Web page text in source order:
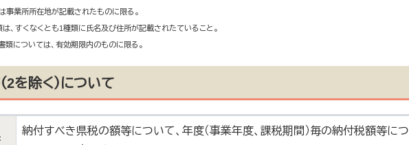
事業所所在地が記載されたものに限る。
は、すくなくとも1種類に氏名及び住所が記載されたていること。
類については、有効期限内のものに限る。
を除く）について
納付すべき県税の額等について、年度（事業年度、課税期間）毎の納付税額等につ